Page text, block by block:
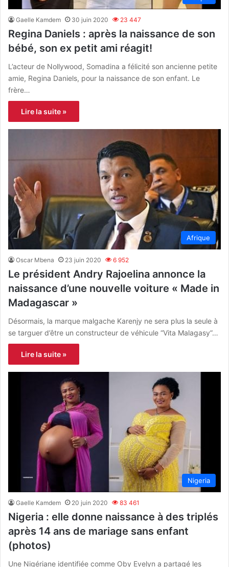
Gaelle Kamdem 30 juin 2020 23 447
Regina Daniels : après la naissance de son
bébé, son ex petit ami réagit!
L’acteur de Nollywood, Somadina a félicité son ancienne petite
amie, Regina Daniels, pour la naissance de son enfant. Le
frère…
Lire la suite »
Afrique
Oscar Mbena 23 juin 2020 6 952
Le président Andry Rajoelina annonce la
naissance d’une nouvelle voiture « Made in
Madagascar »
Désormais, la marque malgache Karenjy ne sera plus la seule à
se targuer d’être un constructeur de véhicule “Vita Malagasy”…
Lire la suite »
Nigeria
Gaelle Kamdem 20 juin 2020 83 461
Nigeria : elle donne naissance à des triplés
après 14 ans de mariage sans enfant
(photos)
Une Nigériane identifiée comme Oby Evelyn a partagé les